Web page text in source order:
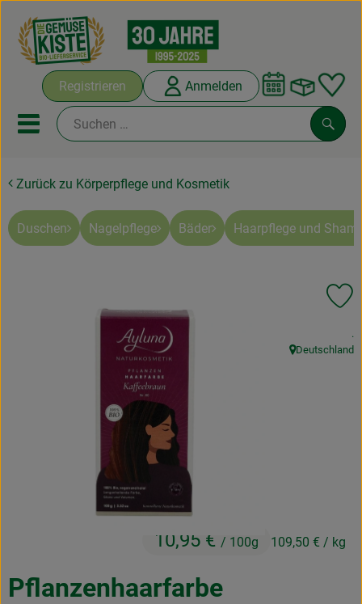
Registrieren Anmelden
Mobiles Menu öffnen oder
Abokisten
Kochboxen
Kochen & Backen
Rezepte
Zurück zu Körperpflege und Kosmetik
Duschen Nagelpflege Bäder Haarpflege und
Pflanzenhaarfarbe
10,95 € / 100g 109,50 € / kg
,
.
, Herkunft:
Deutschland